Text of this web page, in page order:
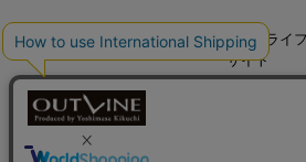
© 2026 Watch LIFE NEWS｜ウオッチライ
サイト